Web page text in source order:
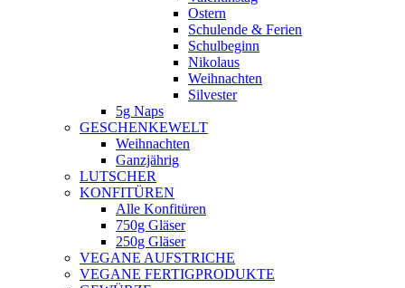
Ostern
Schulende & Ferien
Schulbeginn
Nikolaus
Weihnachten
Silvester
5g Naps
GESCHENKEWELT
Weihnachten
Ganzjährig
LUTSCHER
KONFITÜREN
Alle Konfitüren
750g Gläser
250g Gläser
VEGANE AUFSTRICHE
VEGANE FERTIGPRODUKTE